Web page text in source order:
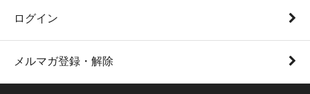
ログイン
メルマガ登録・解除